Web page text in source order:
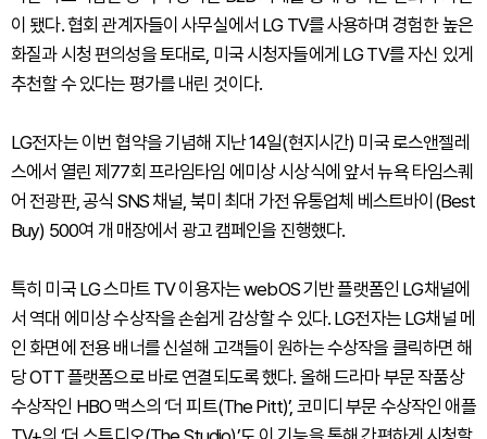
이 됐다. 협회 관계자들이 사무실에서 LG TV를 사용하며 경험한 높은
화질과 시청 편의성을 토대로, 미국 시청자들에게 LG TV를 자신 있게
추천할 수 있다는 평가를 내린 것이다.
LG전자는 이번 협약을 기념해 지난 14일(현지시간) 미국 로스앤젤레
스에서 열린 제77회 프라임타임 에미상 시상식에 앞서 뉴욕 타임스퀘
어 전광판, 공식 SNS 채널, 북미 최대 가전 유통업체 베스트바이(Best
Buy) 500여 개 매장에서 광고 캠페인을 진행했다.
특히 미국 LG 스마트 TV 이용자는 webOS 기반 플랫폼인 LG채널에
서 역대 에미상 수상작을 손쉽게 감상할 수 있다. LG전자는 LG채널 메
인 화면에 전용 배너를 신설해 고객들이 원하는 수상작을 클릭하면 해
당 OTT 플랫폼으로 바로 연결되도록 했다. 올해 드라마 부문 작품상
수상작인 HBO 맥스의 ‘더 피트(The Pitt)’, 코미디 부문 수상작인 애플